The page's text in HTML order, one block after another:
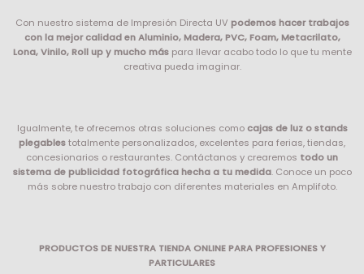
Con nuestro sistema de Impresión Directa UV podemos hacer trabajos
con la mejor calidad en Aluminio, Madera, PVC, Foam, Metacrilato,
Lona, Vinilo, Roll up y mucho más para llevar acabo todo lo que tu mente
creativa pueda imaginar.
Igualmente, te ofrecemos otras soluciones como cajas de luz o stands
plegablestotalmente personalizados, excelentes para ferias, tiendas,
concesionarios o restaurantes. Contáctanos y crearemos todo un
sistema de publicidad fotográfica hecha a tu medida. Conoce un poco
más sobre nuestro trabajo con diferentes materiales en Amplifoto.
PRODUCTOS DE NUESTRA TIENDA ONLINE PARA PROFESIONES Y
PARTICULARES